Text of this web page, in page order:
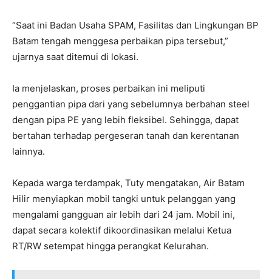
“Saat ini Badan Usaha SPAM, Fasilitas dan Lingkungan BP
Batam tengah menggesa perbaikan pipa tersebut,”
ujarnya saat ditemui di lokasi.
Ia menjelaskan, proses perbaikan ini meliputi
penggantian pipa dari yang sebelumnya berbahan steel
dengan pipa PE yang lebih fleksibel. Sehingga, dapat
bertahan terhadap pergeseran tanah dan kerentanan
lainnya.
Kepada warga terdampak, Tuty mengatakan, Air Batam
Hilir menyiapkan mobil tangki untuk pelanggan yang
mengalami gangguan air lebih dari 24 jam. Mobil ini,
dapat secara kolektif dikoordinasikan melalui Ketua
RT/RW setempat hingga perangkat Kelurahan.